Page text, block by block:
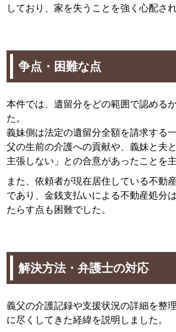
しており、家を失うことを強く心配さ
争点・困難な点
本件では、遺留分をどの範囲で認める
た。
義妹側は法定の遺留分全額を請求する
父の生前の介護への貢献や、義妹と夫
主張しない」との合意があったことを
また、依頼者が現在居住している不動
であり、金銭支払いによる不動産処分
たらす点も困難でした。
解決方法・弁護士の対応
義父の介護記録や支援状況の詳細を整
に尽くしてきた経緯を説明しました。